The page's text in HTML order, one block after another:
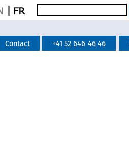
Contact +41 52 646 46 46